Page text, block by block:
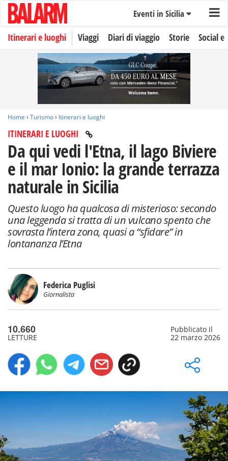
Eventi in Sicilia
Itinerari e luoghi Viaggi Diari di viaggio Storie Social
Home › Turismo› Itinerari e luoghi
ITINERARI E LUOGHI
Da qui vedi l'Etna, il lago Biviere
e il mar Ionio: la grande terrazza
naturale in Sicilia
Questo luogo ha qualcosa di misterioso: secondo
una leggenda si tratta di un vulcano spento che
sovrasta l’intera zona, quasi a “sfidare” in
lontananza l’Etna
Federica Puglisi
Giornalista
10.660
LETTURE
Pubblicato il
22 marzo 2026